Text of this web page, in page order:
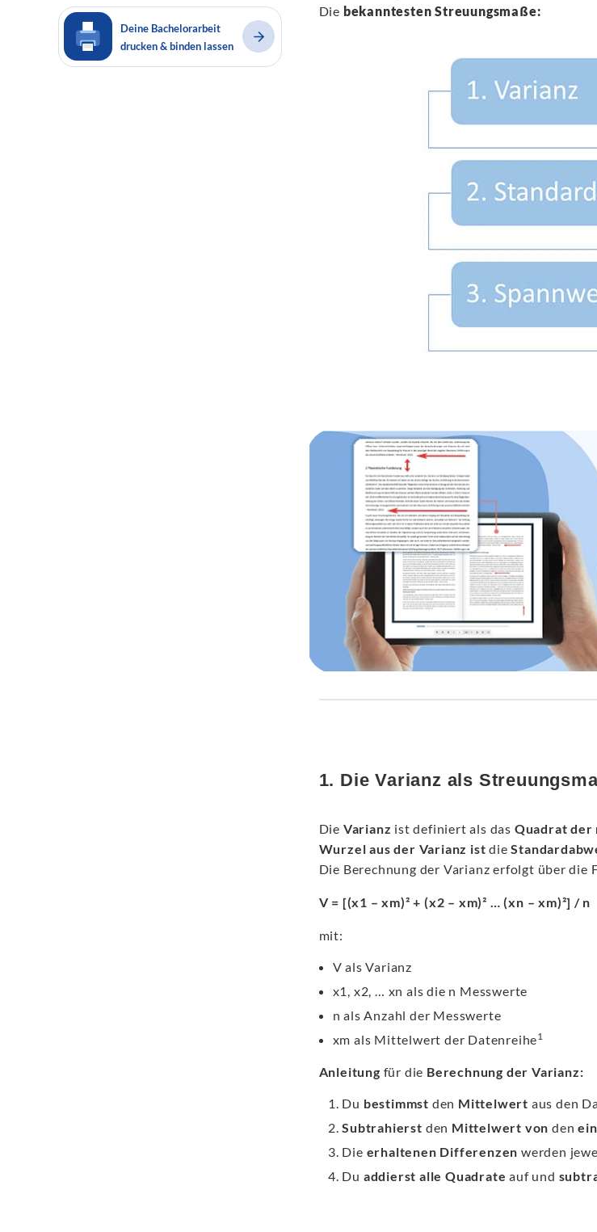
Deine Bachelorarbeit
drucken & binden lassen
Die bekanntesten Streuungsmaße:
1. Die Varianz als
Die Varianz ist definiert als das Quadrat
Wurzel aus der Varianz ist die
Die Berechnung der Varianz erfolgt über die
V = [(x1 – xm)² + (x2 – xm)² … (xn – xm)²] / n
mit:
V als Varianz
x1, x2, … xn als die n Messwerte
n als Anzahl der Messwerte
xm als Mittelwert der Datenreihe1
Anleitung für die Berechnung der Varianz:
Du bestimmst den Mittelwert aus den
Subtrahierst den Mittelwert von den
Die erhaltenen Differenzen werden
Du addierst alle Quadrate auf und